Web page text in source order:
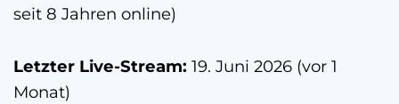
seit 8 Jahren online)
Letzter Live-Stream: 19. Juni 2026 (vor 1
Monat)